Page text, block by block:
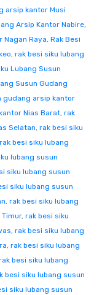
arsip kantor Musi
Arsip Kantor Nabire,
Nagan Raya, Rak Besi
, rak besi siku lubang
Lubang Susun
Susun Gudang
gudang arsip kantor
Nias Barat, rak
Selatan, rak besi siku
rak besi siku lubang
lubang susun
siku lubang susun
siku lubang susun
, rak besi siku lubang
, rak besi siku
, rak besi siku lubang
, rak besi siku lubang
besi siku lubang
besi siku lubang susun
siku lubang susun